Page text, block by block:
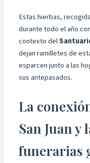
Estas hierbas,
durante todo el año
contexto del
dejan ramilletes de
esparcen junto a las
sus antepasados.
La
San Juan
funerarias